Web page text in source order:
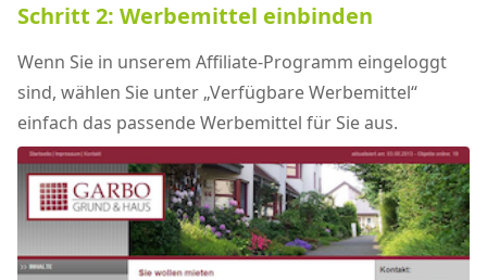
Schritt 2: Werbemittel einbinden
Wenn Sie in unserem Affiliate-Programm eingeloggt
sind, wählen Sie unter „Verfügbare Werbemittel“
einfach das passende Werbemittel für Sie aus.